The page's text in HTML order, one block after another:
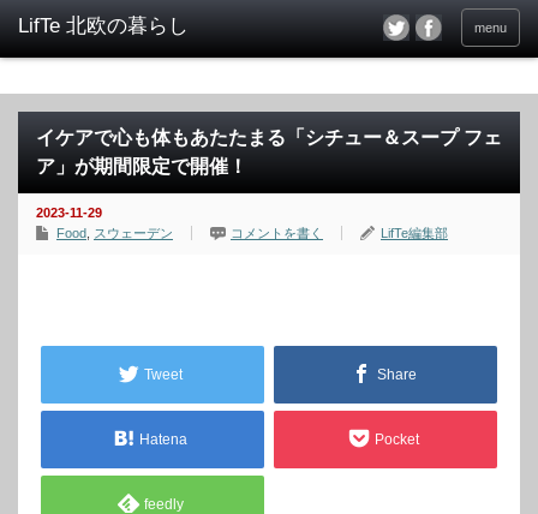
menu
イケアで心も体もあたたまる「シチュー＆スープ フェ
ア」が期間限定で開催！
2023-11-29
Food スウェーデン コメントを書く LifTe編集部
Tweet Share
Hatena Pocket
feedly